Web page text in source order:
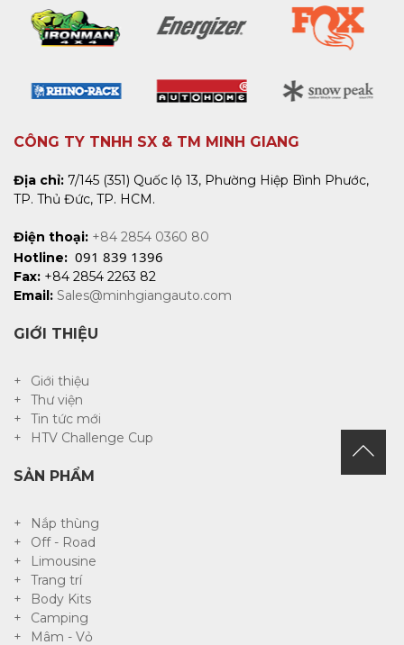
CÔNG TY TNHH SX & TM MINH GIANG
Địa chỉ: 7/145 (351) Quốc lộ 13, Phường Hiệp Bình Phước,
TP. Thủ Đức, TP. HCM.
Điện thoại: +84 2854 0360 80
Hotline: 091 839 1396
Fax: +84 2854 2263 82
Email: Sales@minhgiangauto.com
GIỚI THIỆU
Giới thiệu
Thư viện
Tin tức mới
HTV Challenge Cup
SẢN PHẨM
Nắp thùng
Off - Road
Limousine
Trang trí
Body Kits
Camping
Mâm - Vỏ